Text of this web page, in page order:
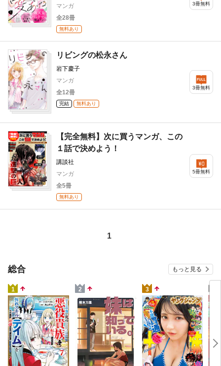
マンガ
全28冊
無料あり
3冊無料
リビングの松永さん
岩下慶子
マンガ
全12冊
完結 無料あり
3冊無料
【完全無料】次に買うマンガ、この
１話で決めよう！
講談社
マンガ
全5冊
無料あり
5冊無料
1
総合 もっと見る
1 2 3